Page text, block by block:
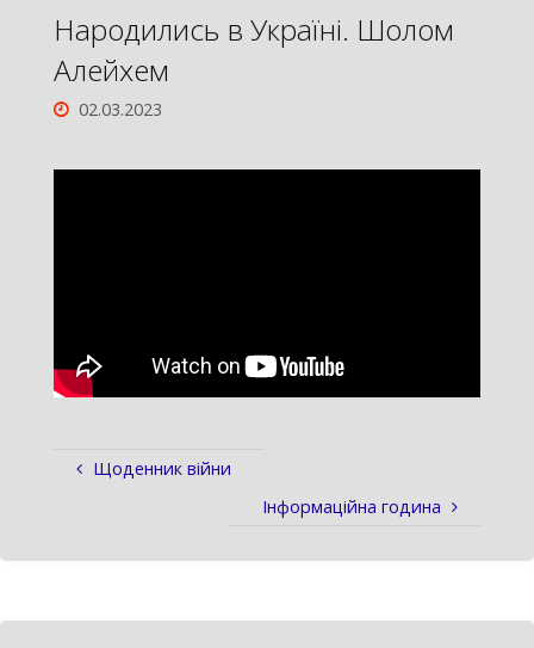
Народились в Україні. Шолом
Алейхем
02.03.2023
Щоденник війни
Інформаційна година